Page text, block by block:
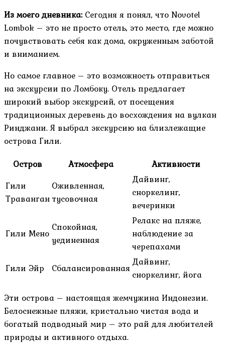
Из моего дневника: Сегодня я понял, что Novotel
Lombok – это не просто отель, это место, где можно
почувствовать себя как дома, окруженным заботой
и вниманием.
Но самое главное – это возможность отправиться
на экскурсии по Ломбоку. Отель предлагает
широкий выбор экскурсий, от посещения
традиционных деревень до восхождения на вулкан
Ринджани. Я выбрал экскурсию на близлежащие
острова Гили.
Остров
Атмосфера
Активности
Гили
Траванган
Оживленная,
тусовочная
Дайвинг,
сноркелинг,
вечеринки
Гили Мено Спокойная,
уединенная
Релакс на пляже,
наблюдение за
черепахами
Гили Эйр
СбалансированнаяДайвинг,
сноркелинг, йога
Эти острова – настоящая жемчужина Индонезии.
Белоснежные пляжи, кристально чистая вода и
богатый подводный мир – это рай для любителей
природы и активного отдыха.